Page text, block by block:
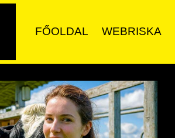
FŐOLDAL WEBRISKA